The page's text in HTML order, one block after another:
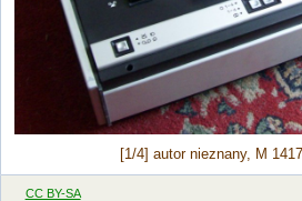
[1/4] autor nieznany, M
CC BY-SA